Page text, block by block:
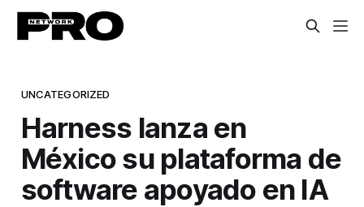
UNCATEGORIZED
Harness lanza en
México su plataforma de
software apoyado en IA